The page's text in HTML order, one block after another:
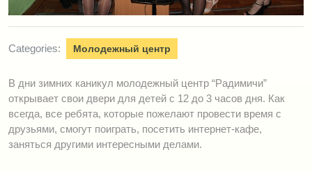
Categories: Молодежный центр
В дни зимних каникул молодежный центр “Радимичи”
открывает свои двери для детей с 12 до 3 часов дня. Как
всегда, все ребята, которые пожелают провести время с
друзьями, смогут поиграть, посетить интернет-кафе,
заняться другими интересными делами.